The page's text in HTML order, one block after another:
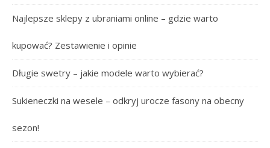
Najlepsze sklepy z ubraniami online – gdzie warto
kupować? Zestawienie i opinie
Długie swetry – jakie modele warto wybierać?
Sukieneczki na wesele – odkryj urocze fasony na obecny
sezon!